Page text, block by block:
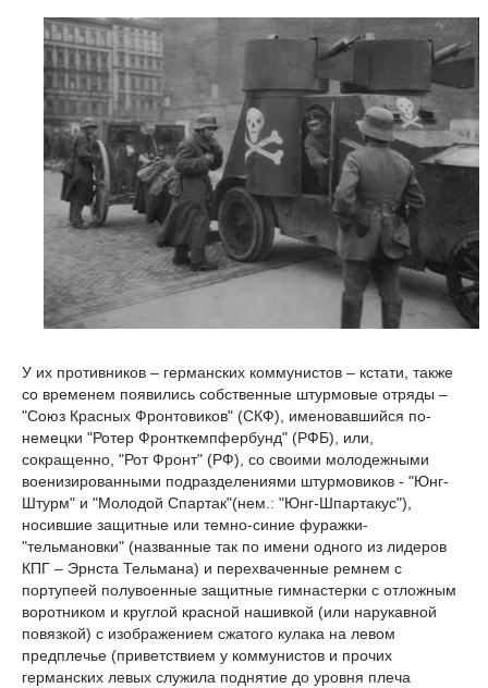
У их противников – германских коммунистов – кстати, также
со временем появились собственные штурмовые отряды –
"Союз Красных Фронтовиков" (СКФ), именовавшийся по-
немецки "Ротер Фронткемпфербунд" (РФБ), или,
сокращенно, "Рот Фронт" (РФ), со своими молодежными
военизированными подразделениями штурмовиков - "Юнг-
Штурм" и "Молодой Спартак"(нем.: "Юнг-Шпартакус"),
носившие защитные или темно-синие фуражки-
"тельмановки" (названные так по имени одного из лидеров
КПГ – Эрнста Тельмана) и перехваченные ремнем с
портупеей полувоенные защитные гимнастерки с отложным
воротником и круглой красной нашивкой (или нарукавной
повязкой) с изображением сжатого кулака на левом
предплечье (приветствием у коммунистов и прочих
германских левых служила поднятие до уровня плеча